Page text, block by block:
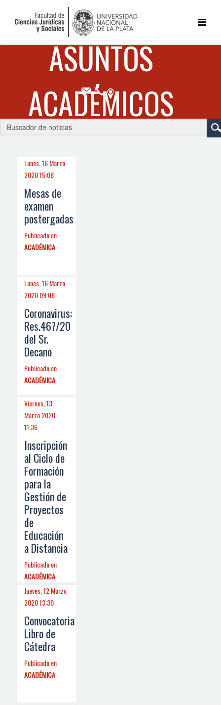
Lunes, 16 Marzo
2020 15:08
Mesas de
examen
postergadas
Publicado en
ACADÉMICA
Lunes, 16 Marzo
2020 09:08
Coronavirus:
Res.467/20
del Sr.
Decano
Publicado en
ACADÉMICA
Viernes, 13
Marzo 2020
11:36
Inscripción
al Ciclo de
Formación
para la
Gestión de
Proyectos
de
Educación
a Distancia
Publicado en
ACADÉMICA
Jueves, 12 Marzo
2020 13:39
Convocatoria
Libro de
Cátedra
Publicado en
ACADÉMICA